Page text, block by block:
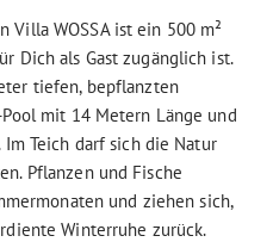
WOSSA ist ein 500 m²
Dich als Gast zugänglich ist.
tiefen, bepflanzten
mit 14 Metern Länge und
Teich darf sich die Natur
Pflanzen und Fische
und ziehen sich,
Winterruhe zurück.